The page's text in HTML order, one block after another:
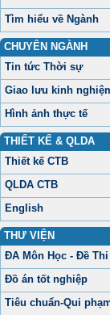
Tìm hiểu về Ngành
CHUYÊN NGÀNH
Tin tức Thời sự
Giao lưu kinh
Hình ảnh thực tế
THIẾT KẾ & QLDA
Thiết kế CTB
QLDA CTB
English
THƯ VIỆN
ĐA Môn Học - Đề Thi
Đồ án tốt nghiệp
Tiêu chuẩn-Qui